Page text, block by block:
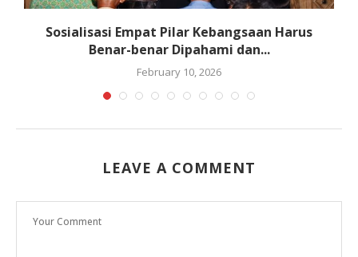
Sosialisasi Empat Pilar Kebangsaan Harus
Benar-benar Dipahami dan...
February 10, 2026
LEAVE A COMMENT